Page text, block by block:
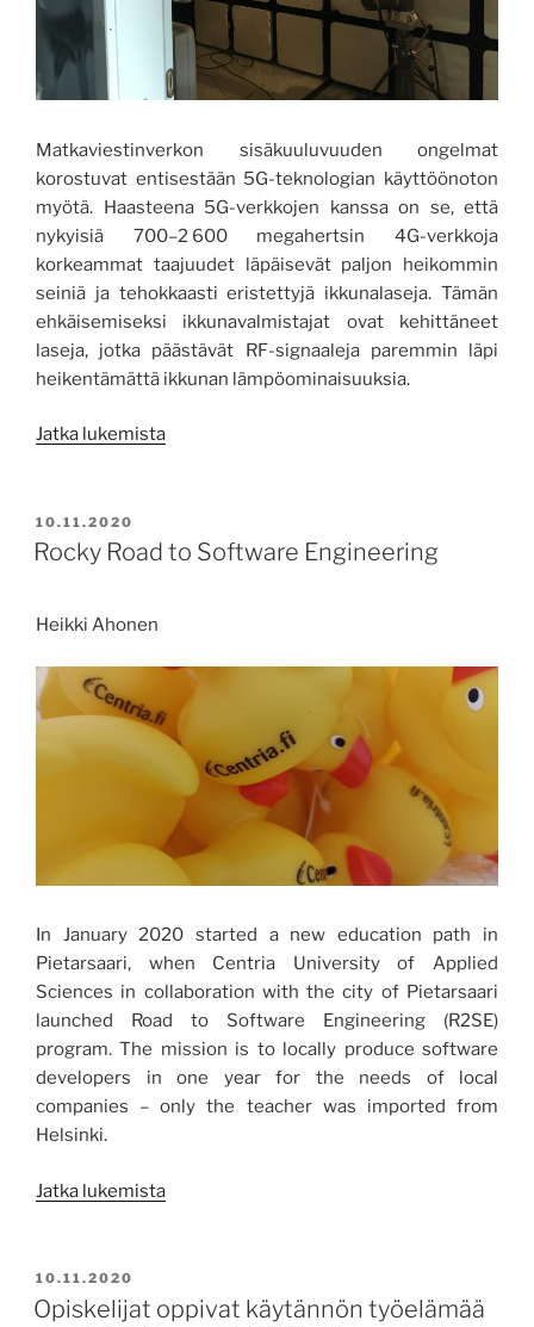
Matkaviestinverkon sisäkuuluvuuden ongelmat
korostuvat entisestään 5G-teknologian käyttöönoton
myötä. Haasteena 5G-verkkojen kanssa on se, että
nykyisiä 700–2 600 megahertsin 4G-verkkoja
korkeammat taajuudet läpäisevät paljon heikommin
seiniä ja tehokkaasti eristettyjä ikkunalaseja. Tämän
ehkäisemiseksi ikkunavalmistajat ovat kehittäneet
laseja, jotka päästävät RF-signaaleja paremmin läpi
heikentämättä ikkunan lämpöominaisuuksia.
Jatka lukemista”Ikkunalasin
avustuksella”
JULKAISTU
10.11.2020
Rocky Road to Software Engineering
Heikki Ahonen
In January 2020 started a new education path in
Pietarsaari, when Centria University of Applied
Sciences in collaboration with the city of Pietarsaari
launched Road to Software Engineering (R2SE)
program. The mission is to locally produce software
developers in one year for the needs of local
companies – only the teacher was imported from
Helsinki.
Jatka lukemista”Rocky
Engineering”
JULKAISTU
10.11.2020
Opiskelijat oppivat käytännön työelämää